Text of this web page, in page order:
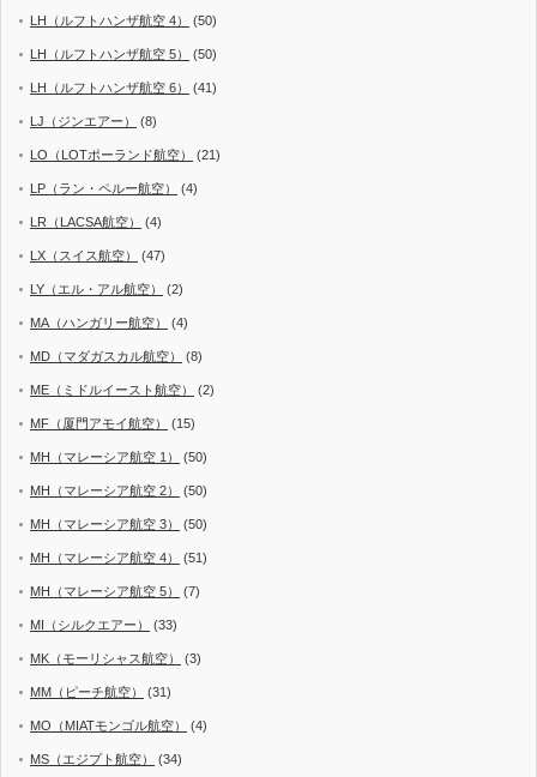
LH（ルフトハンザ航空 4） (50)
LH（ルフトハンザ航空 5） (50)
LH（ルフトハンザ航空 6） (41)
LJ（ジンエアー） (8)
LO（LOTポーランド航空） (21)
LP（ラン・ペルー航空） (4)
LR（LACSA航空） (4)
LX（スイス航空） (47)
LY（エル・アル航空） (2)
MA（ハンガリー航空） (4)
MD（マダガスカル航空） (8)
ME（ミドルイースト航空） (2)
MF（厦門アモイ航空） (15)
MH（マレーシア航空 1） (50)
MH（マレーシア航空 2） (50)
MH（マレーシア航空 3） (50)
MH（マレーシア航空 4） (51)
MH（マレーシア航空 5） (7)
MI（シルクエアー） (33)
MK（モーリシャス航空） (3)
MM（ピーチ航空） (31)
MO（MIATモンゴル航空） (4)
MS（エジプト航空） (34)